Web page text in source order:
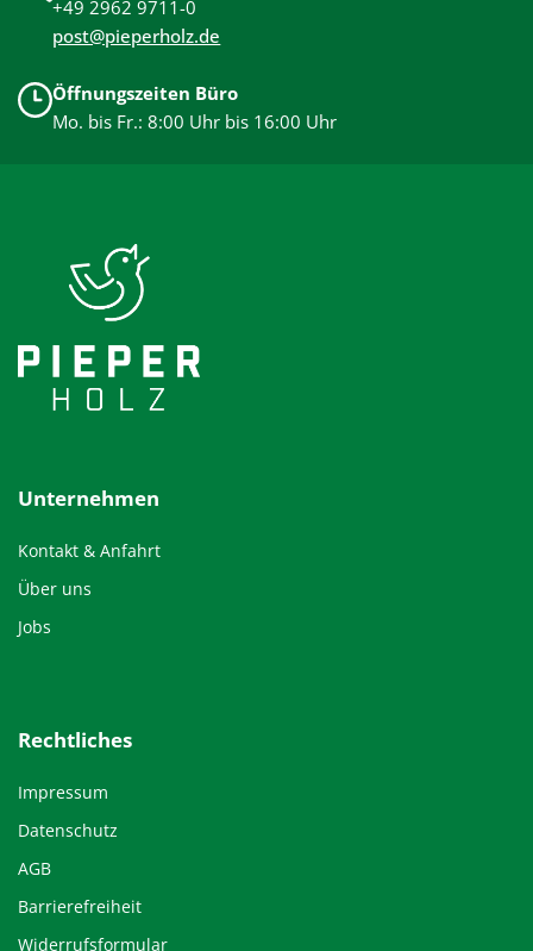
+49 2962 9711-0
post@pieperholz.de
Öffnungszeiten Büro
Mo. bis Fr.: 8:00 Uhr bis 16:00 Uhr
Unternehmen
Kontakt & Anfahrt
Über uns
Jobs
Rechtliches
Impressum
Datenschutz
AGB
Barrierefreiheit
Widerrufsformular